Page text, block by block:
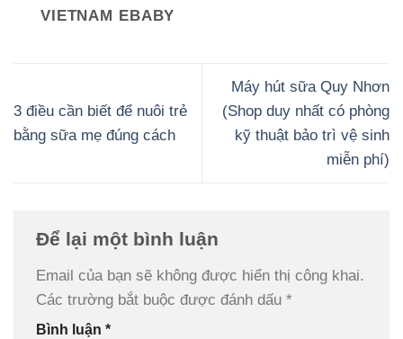
VIETNAM EBABY
3 điều cần biết để nuôi trẻ
bằng sữa mẹ đúng cách
Máy hút sữa Quy Nhơn
(Shop duy nhất có phòng
kỹ thuật bảo trì vệ sinh
miễn phí)
Để lại một bình luận
Email của bạn sẽ không được hiển thị công khai.
Các trường bắt buộc được đánh dấu *
Bình luận *